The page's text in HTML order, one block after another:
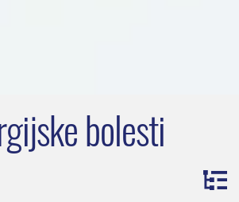
bolesti